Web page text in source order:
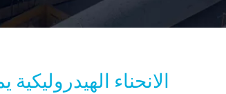
الانحناء